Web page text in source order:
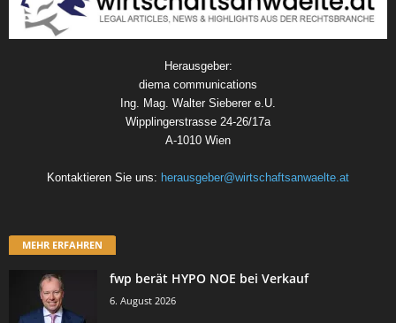
Herausgeber:
diema communications
Ing. Mag. Walter Sieberer e.U.
Wipplingerstrasse 24-26/17a
A-1010 Wien
Kontaktieren Sie uns: herausgeber@wirtschaftsanwaelte.at
MEHR ERFAHREN
fwp berät HYPO NOE bei Verkauf
6. August 2026